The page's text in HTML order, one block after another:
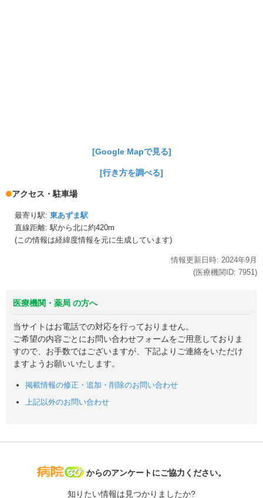
[Google Mapで見る]
[行き方を調べる]
アクセス・駐車場
最寄り駅: 東あずま駅
直線距離: 駅から北に約420m
(この情報は経緯度情報を元に生成しています)
情報更新日時: 2024年9月
(医療機関ID: 7951)
医療機関・薬局 の方へ
当サイトはお電話での対応を行っておりません。
ご希望の内容ごとにお問い合わせフォームをご用意しておりま
すので、お手数ではございますが、下記よりご連絡をいただけ
ますようお願いいたします。
掲載情報の修正・追加・削除のお問い合わせ
上記以外のお問い合わせ
病院なび
からのアンケートにご協力ください。
知りたい情報は見つかりましたか?